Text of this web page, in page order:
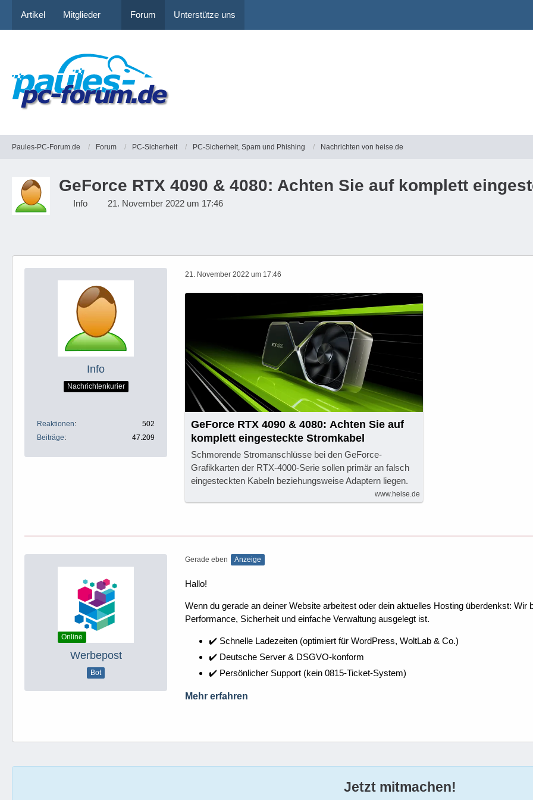
Artikel Mitglieder Forum Unterstütze uns
Paules-PC-Forum.de Forum PC-Sicherheit PC-Sicherheit, Spam und Phishing Nachrichten von heise.de
GeForce RTX 4090 & 4080: Achten Sie auf komplett
Info 21. November 2022 um 17:46
Info
Nachrichtenkurier
Reaktionen
502
Beiträge
47.209
21. November 2022 um 17:46
GeForce RTX 4090 & 4080: Achten Sie auf
komplett eingesteckte Stromkabel
Schmorende Stromanschlüsse bei den GeForce-
Grafikkarten der RTX-4000-Serie sollen primär an falsch
eingesteckten Kabeln beziehungsweise Adaptern liegen.
www.heise.de
Online
Werbepost
Bot
Gerade eben Anzeige
Hallo!
Wenn du gerade an deiner Website arbeitest oder dein aktuelles Hosting überdenkst:
Performance, Sicherheit und einfache Verwaltung ausgelegt ist.
✔️ Schnelle Ladezeiten (optimiert für WordPress, WoltLab & Co.)
✔️ Deutsche Server & DSGVO-konform
✔️ Persönlicher Support (kein 0815-Ticket-System)
Mehr erfahren
Jetzt mitmachen!